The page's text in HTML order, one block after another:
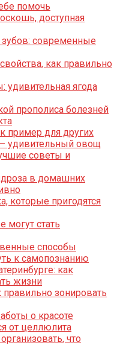
помочь
доступная
современные
как правильно
удивительная ягода
прополиса болезней
пример для других
удивительный овощ
советы и
в домашних
которые пригодятся
могут стать
способы
к самопознанию
как
жизни
зонировать
о красоте
от целлюлита
что